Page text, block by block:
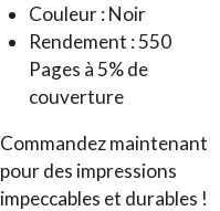
Couleur : Noir
Rendement : 550
Pages à 5% de
couverture
Commandez maintenant
pour des impressions
impeccables et durables !